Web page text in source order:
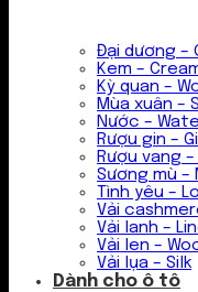
Đại dương –
Kem –
Kỳ quan –
Mùa xuân –
Nước –
Rượu gin –
Rượu vang –
Sương mù –
Tình yêu –
Vải
Vải lanh –
Vải len –
Vải lụa – Silk
Dành cho ô tô